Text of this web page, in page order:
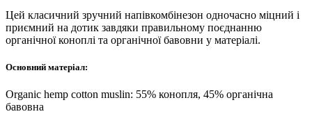
Цей класичний зручний напівкомбінезон одночасно міцний і
приємний на дотик завдяки правильному поєднанню
органічної коноплі та органічної бавовни у матеріалі.
Основний матеріал:
Organic hemp cotton muslin: 55% конопля, 45% органічна
бавовна